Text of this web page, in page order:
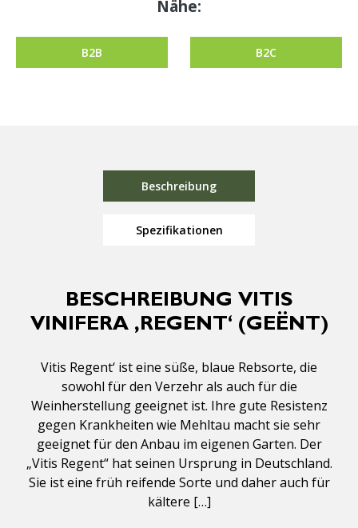
Nähe:
B2B B2C
Beschreibung
Spezifikationen
BESCHREIBUNG VITIS
VINIFERA ‚REGENT‘ (GEËNT)
Vitis Regent‘ ist eine süße, blaue Rebsorte, die
sowohl für den Verzehr als auch für die
Weinherstellung geeignet ist. Ihre gute Resistenz
gegen Krankheiten wie Mehltau macht sie sehr
geeignet für den Anbau im eigenen Garten. Der
„Vitis Regent“ hat seinen Ursprung in Deutschland.
Sie ist eine früh reifende Sorte und daher auch für
kältere […]